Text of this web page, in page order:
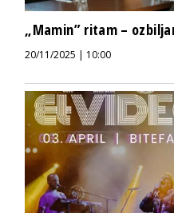
„Mamin” ritam –
20/11/2025 | 10:00